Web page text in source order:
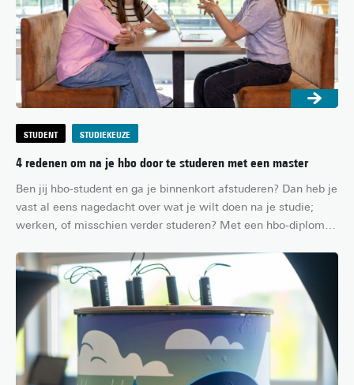
STUDENT STUDIEKEUZE
4 redenen om na je hbo door te studeren met een master
Ben jij hbo-student en ga je binnenkort afstuderen? Dan heb je
vast al eens nagedacht over wat je wilt doen na je studie;
werken, of misschien verder studeren? Met een hbo-diploma
met een master op de universiteit. In dit artikel lees je
waarom doorstuderen met een master een goed idee voor jou
kan zijn!